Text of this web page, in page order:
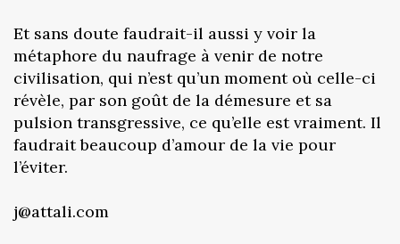
Et sans doute faudrait-il aussi y voir la
métaphore du naufrage à venir de notre
civilisation, qui n’est qu’un moment où celle-ci
révèle, par son goût de la démesure et sa
pulsion transgressive, ce qu’elle est vraiment. Il
faudrait beaucoup d’amour de la vie pour
l’éviter.
j@attali.com